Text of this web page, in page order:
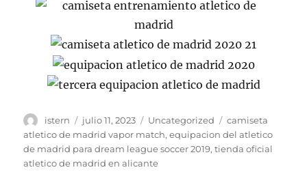
Autor
istern
Publicado
el
julio 11, 2023 Categorías
Uncategorized Etiquetas
camiseta
atletico de madrid vapor match,equipacion del atletico
de madrid para dream league soccer 2019,tienda oficial
atletico de madrid en alicante